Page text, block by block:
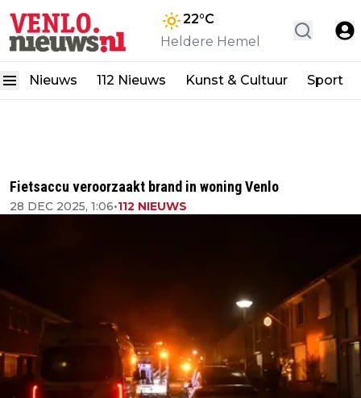
22°C
Heldere Hemel
Nieuws 112 Nieuws Kunst & Cultuur Sport
Fietsaccu veroorzaakt brand in woning Venlo
28 DEC 2025, 1:06•112 NIEUWS